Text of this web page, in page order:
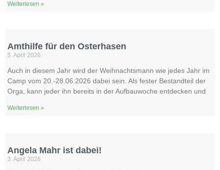
Weiterlesen »
Amthilfe für den Osterhasen
5. April 2026
Auch in diesem Jahr wird der Weihnachtsmann wie jedes Jahr im
Camp vom 20.-28.06.2026 dabei sein. Als fester Bestandteil der
Orga, kann jeder ihn bereits in der Aufbauwoche entdecken und
Weiterlesen »
Angela Mahr ist dabei!
3. April 2026